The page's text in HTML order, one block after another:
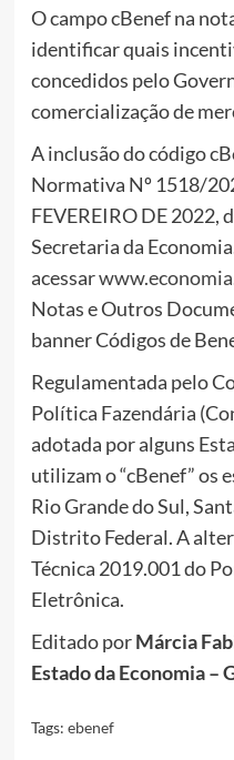
O campo cBenef na
identificar quais
concedidos pelo
comercialização de
A inclusão do código
Normativa Nº 1518/
FEVEREIRO DE 2022,
Secretaria da
acessar
Notas e Outros
banner Códigos de
Regulamentada pelo
Política Fazendária
adotada por alguns
utilizam o “cBenef” os
Rio Grande do Sul,
Distrito Federal. A
Técnica 2019.001 do
Eletrônica.
Editado porMárcia
Estado da Economia –
Tags: ebenef